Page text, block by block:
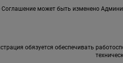
может быть изменено
обязуется обеспечивать